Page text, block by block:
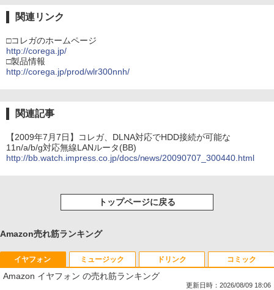
関連リンク
□コレガのホームページ
http://corega.jp/
□製品情報
http://corega.jp/prod/wlr300nnh/
関連記事
【2009年7月7日】コレガ、DLNA対応でHDD接続が可能な
11n/a/b/g対応無線LANルータ(BB)
http://bb.watch.impress.co.jp/docs/news/20090707_300440.html
トップページに戻る
Amazon売れ筋ランキング
イヤフォン
Amazon イヤフォン の売れ筋ランキング
更新日時：2026/08/09 18:06
ミュージック ドリンク コミック